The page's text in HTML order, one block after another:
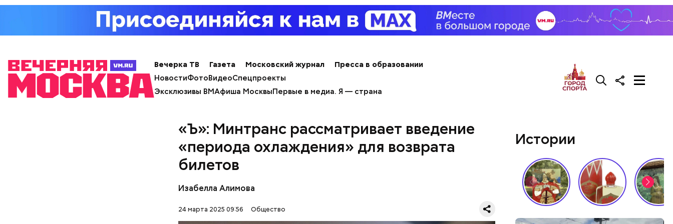
Вечерка ТВ Газета Московский журнал
Пресса в образовании
НовостиФотоВидеоСпецпроекты
Эксклюзивы ВМАфиша МосквыПервые в медиа. Я — страна
«Ъ»: Минтранс рассматривает введение
«периода охлаждения» для возврата
билетов
Изабелла Алимова
24 марта 2025 09:56 Общество
Спагетти из кабачков
Истории